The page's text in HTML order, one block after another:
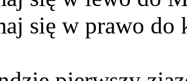
się w prawo